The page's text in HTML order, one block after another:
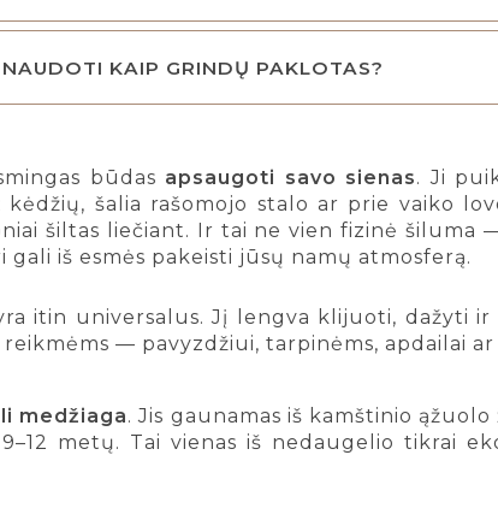
KAIP GRINDŲ PAKLOTAS?
būdas apsaugoti savo sienas. Ji
šalia rašomojo stalo ar prie vaiko
šiltas liečiant. Ir tai ne vien fizinė
iš esmės pakeisti jūsų namų atmosferą.
itin universalus. Jį lengva klijuoti, dažyti ir
— pavyzdžiui, tarpinėms, apdailai ar
medžiaga. Jis gaunamas iš kamštinio
metų. Tai vienas iš nedaugelio tikrai